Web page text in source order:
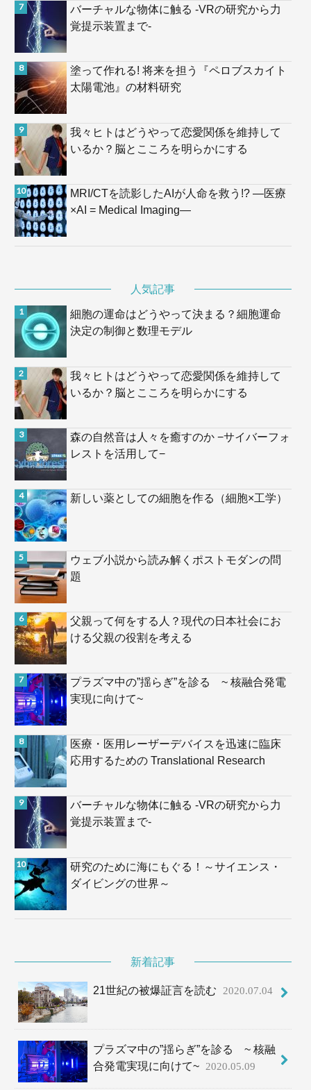
バーチャルな物体に触る -VRの研究から力
覚提示装置まで-
塗って作れる! 将来を担う『ペロブスカイト
太陽電池』の材料研究
我々ヒトはどうやって恋愛関係を維持して
いるか？脳とこころを明らかにする
MRI/CTを読影したAIが人命を救う!? —医療
×AI = Medical Imaging—
人気記事
細胞の運命はどうやって決まる？細胞運命
決定の制御と数理モデル
我々ヒトはどうやって恋愛関係を維持して
いるか？脳とこころを明らかにする
森の自然音は人々を癒すのか −サイバーフォ
レストを活用して−
新しい薬としての細胞を作る（細胞×工学）
ウェブ小説から読み解くポストモダンの問
題
父親って何をする人？現代の日本社会にお
ける父親の役割を考える
プラズマ中の”揺らぎ”を診る ~ 核融合発電
実現に向けて~
医療・医用レーザーデバイスを迅速に臨床
応用するための Translational Research
バーチャルな物体に触る -VRの研究から力
覚提示装置まで-
研究のために海にもぐる！～サイエンス・
ダイビングの世界～
新着記事
21世紀の被爆証言を読む 2020.07.04
プラズマ中の”揺らぎ”を診る ~ 核融
合発電実現に向けて~
2020.05.09